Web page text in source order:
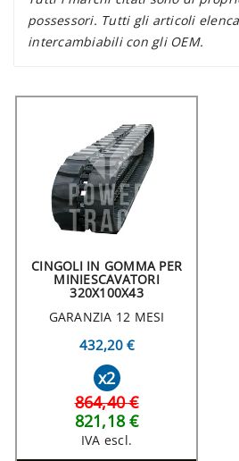
possessori. Tutti gli articoli
intercambiabili con gli OEM.
CINGOLI IN GOMMA PER
MINIESCAVATORI
320X100X43
GARANZIA 12 MESI
432,20 €
x2
864,40 €
821,18 €
IVA escl.